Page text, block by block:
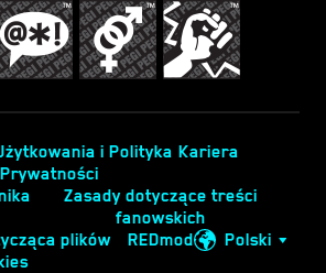
i Polityka
Prywatności
Kariera
Zasady dotyczące treści
fanowskich
plików
REDmod Polski